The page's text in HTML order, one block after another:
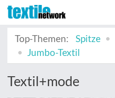
Top-Themen:
Spitze
Jumbo-Textil
Textil+mode